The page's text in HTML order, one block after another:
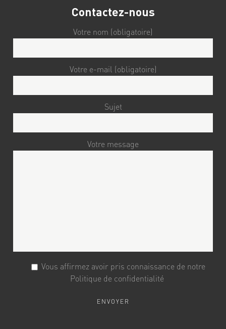
Contactez-nous
Votre nom (obligatoire)
Votre e-mail (obligatoire)
Sujet
Votre message
Vous affirmez avoir pris connaissance de notre
Politique de confidentialité